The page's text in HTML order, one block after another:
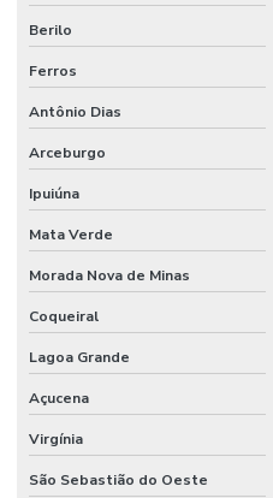
Berilo
Ferros
Antônio Dias
Arceburgo
Ipuiúna
Mata Verde
Morada Nova de Minas
Coqueiral
Lagoa Grande
Açucena
Virgínia
São Sebastião do Oeste